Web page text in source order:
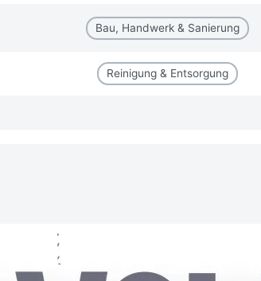
Bau, Handwerk & Sanierung
Reinigung & Entsorgung